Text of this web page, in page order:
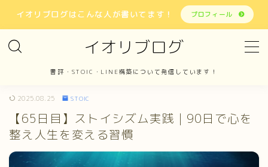
イオリブログはこんな人が書いてます！ プロフィール
イオリブログ
書評・STOIC・LINE構築について発信しています！
MENU
書評
STOIC
2025.08.25 STOIC
【65日目】ストイシズム実践｜90日で心を
整え人生を変える習慣